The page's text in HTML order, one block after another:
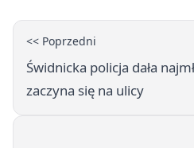
<< Poprzedni
Świdnicka policja dała
zaczyna się na ulicy